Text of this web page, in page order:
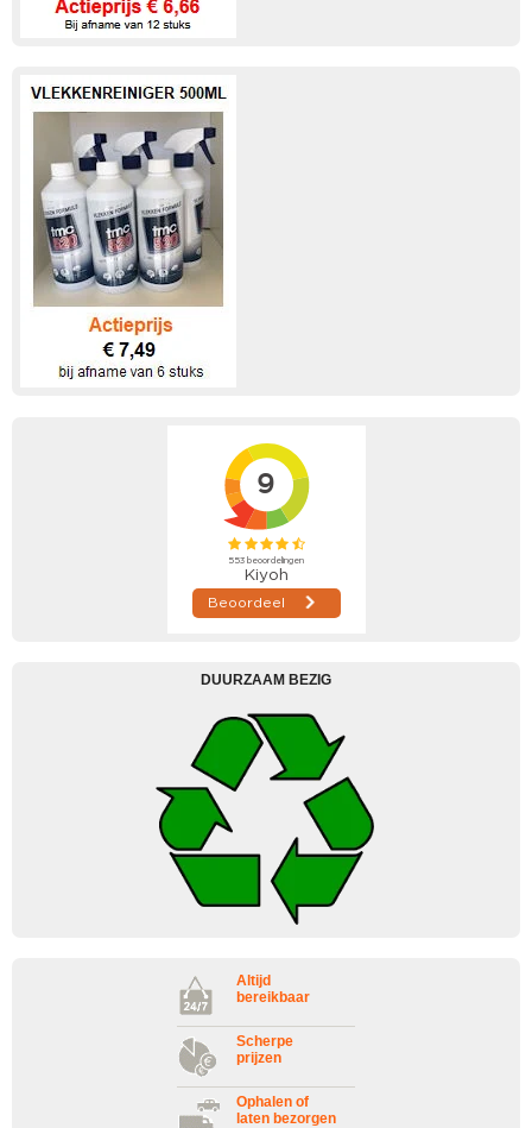
DUURZAAM BEZIG
Altijd
bereikbaar
Scherpe
prijzen
Ophalen of
laten bezorgen